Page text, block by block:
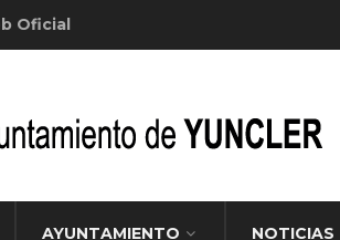
Oficial
AYUNTAMIENTO NOTICIAS